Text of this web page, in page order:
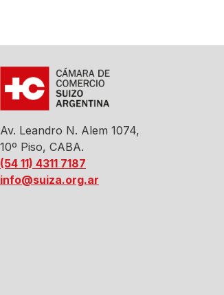
Av. Leandro N. Alem 1074,
10º Piso, CABA.
(54 11) 4311 7187
info@suiza.org.ar